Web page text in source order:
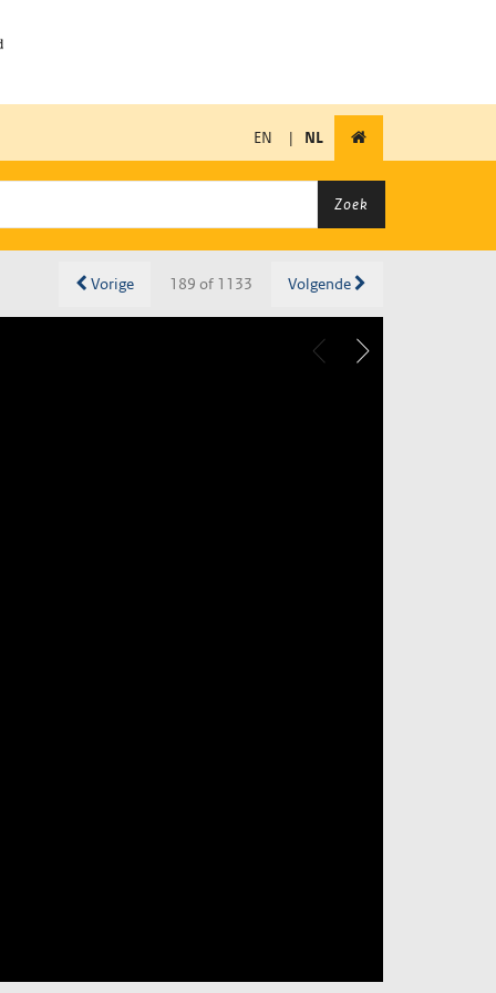
EN | NL
Zoek
Vorige 189 of 1133 Volgende